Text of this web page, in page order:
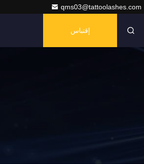
qms03@tattoolashes.com
إقتباس